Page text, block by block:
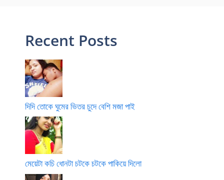
Recent Posts
দিদি তোকে ঘুমের ভিতর চুদে বেশি মজা পাই
মেয়েটা কচি ধোনটা চটকে চটকে পাকিয়ে দিলো